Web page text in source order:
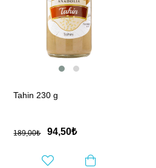
Tahin 230 g
94,50₺
189,00₺